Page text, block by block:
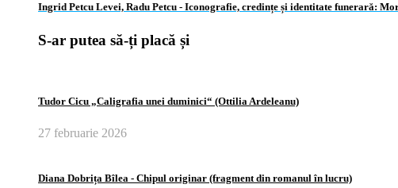
Ingrid Petcu Levei, Radu Petcu ‑ Iconografie, credințe și identitate funerară:
S-ar putea să-ți placă și
Tudor Cicu „Caligrafia unei duminici“ (Ottilia Ardeleanu)
27 februarie 2026
Diana Dobrița Bîlea ‑ Chipul originar (fragment din romanul în lucru)